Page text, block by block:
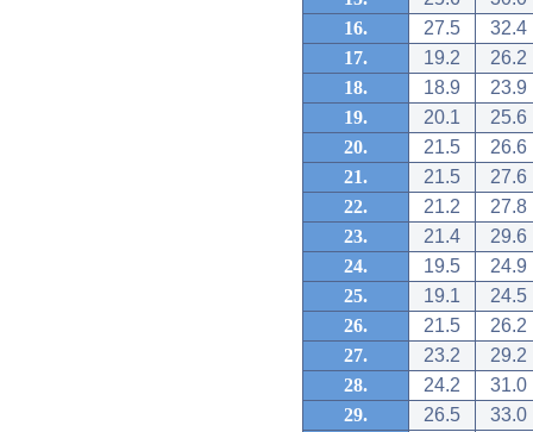
16.
27.5
32.4
17.
19.2
26.2
18.
18.9
23.9
19.
20.1
25.6
20.
21.5
26.6
21.
21.5
27.6
22.
21.2
27.8
23.
21.4
29.6
24.
19.5
24.9
25.
19.1
24.5
26.
21.5
26.2
27.
23.2
29.2
28.
24.2
31.0
29.
26.5
33.0